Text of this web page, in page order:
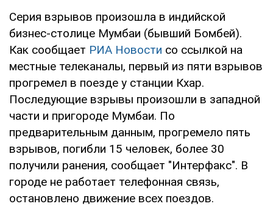
Серия взрывов произошла в индийской
бизнес-столице Мумбаи (бывший Бомбей).
Как сообщает РИА Новости со ссылкой на
местные телеканалы, первый из пяти взрывов
прогремел в поезде у станции Кхар.
Последующие взрывы произошли в западной
части и пригороде Мумбаи. По
предварительным данным, прогремело пять
взрывов, погибли 15 человек, более 30
получили ранения, сообщает "Интерфакс". В
городе не работает телефонная связь,
остановлено движение всех поездов.